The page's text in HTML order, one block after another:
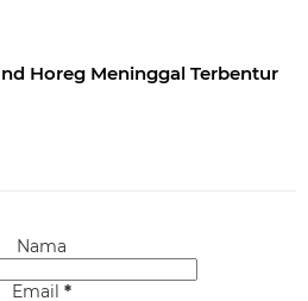
Horeg Meninggal Terbentur
Nama
Email *